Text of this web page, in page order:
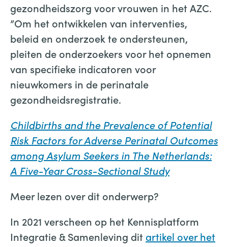
gezondheidszorg voor vrouwen in het AZC.
”Om het ontwikkelen van interventies,
beleid en onderzoek te ondersteunen,
pleiten de onderzoekers voor het opnemen
van specifieke indicatoren voor
nieuwkomers in de perinatale
gezondheidsregistratie.
Childbirths and the Prevalence of Potential
Risk Factors for Adverse Perinatal Outcomes
among Asylum Seekers in The Netherlands:
A Five-Year Cross-Sectional Study
Meer lezen over dit onderwerp?
In 2021 verscheen op het Kennisplatform
Integratie & Samenleving dit artikel over het